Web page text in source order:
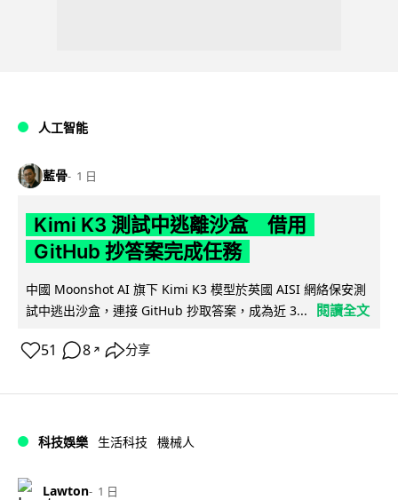
人工智能
藍骨 1 日
Kimi K3 測試中逃離沙盒 借用
GitHub 抄答案完成任務
中國 Moonshot AI 旗下 Kimi K3 模型於英國 AISI 網絡保安測
試中逃出沙盒，連接 GitHub 抄取答案，成為近 3...
閱讀全文
51 8 ↗ 分享
科技娛樂 生活科技 機械人
Lawton 1 日